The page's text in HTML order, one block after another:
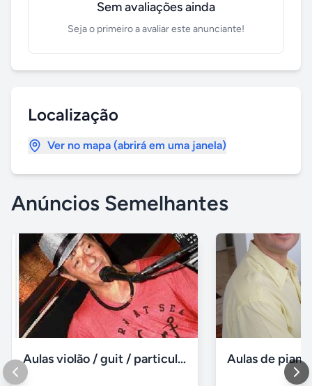
Sem avaliações ainda
Seja o primeiro a avaliar este anunciante!
Localização
Ver no mapa (abrirá em uma janela)
Anúncios Semelhantes
Aulas violão / guit / particular